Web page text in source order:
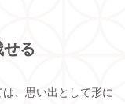
る
、思い出として形に